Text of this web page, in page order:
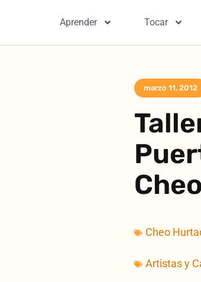
Aprender Tocar
marzo 11, 2012
Cheo
Artistas y